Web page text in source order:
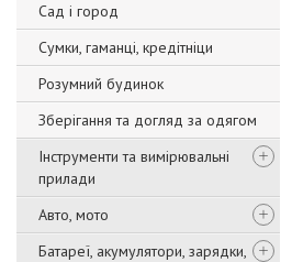
Сад і город
Сумки, гаманці, кредітніци
Розумний будинок
Зберігання та догляд за одягом
Інструменти та вимірювальні
прилади
Авто, мото
Батареї, акумулятори, зарядки,